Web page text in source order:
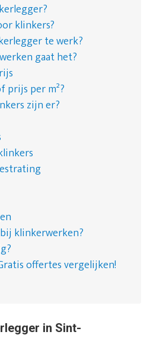
klinkers?
te werk?
gaat het?
prijs per m²?
zijn er?
klinkerwerken?
offertes vergelijken!
in Sint-